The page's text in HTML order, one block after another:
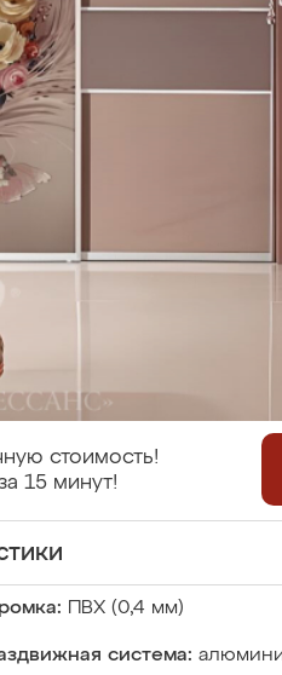
стоимость!
15 минут!
ПВХ (0,4 мм)
система: